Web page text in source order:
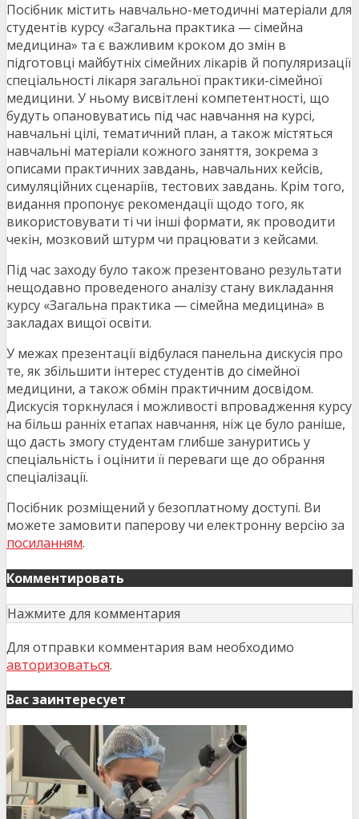
Посібник містить навчально-методичні матеріали для
студентів курсу «Загальна практика — сімейна
медицина» та є важливим кроком до змін в
підготовці майбутніх сімейних лікарів й популяризації
спеціальності лікаря загальної практики-сімейної
медицини. У ньому висвітлені компетентності, що
будуть опановуватись під час навчання на курсі,
навчальні цілі, тематичний план, а також містяться
навчальні матеріали кожного заняття, зокрема з
описами практичних завдань, навчальних кейсів,
симуляційних сценаріїв, тестових завдань. Крім того,
видання пропонує рекомендації щодо того, як
використовувати ті чи інші формати, як проводити
чекін, мозковий штурм чи працювати з кейсами.
Під час заходу було також презентовано результати
нещодавно проведеного аналізу стану викладання
курсу «Загальна практика — сімейна медицина» в
закладах вищої освіти.
У межах презентації відбулася панельна дискусія про
те, як збільшити інтерес студентів до сімейної
медицини, а також обмін практичним досвідом.
Дискусія торкнулася і можливості впровадження курсу
на більш ранніх етапах навчання, ніж це було раніше,
що дасть змогу студентам глибше зануритись у
спеціальність і оцінити її переваги ще до обрання
спеціалізації.
Посібник розміщений у безоплатному доступі. Ви
можете замовити паперову чи електронну версію за
посиланням.
Комментировать
Нажмите для комментария
Для отправки комментария вам необходимо
авторизоваться.
Вас заинтересует